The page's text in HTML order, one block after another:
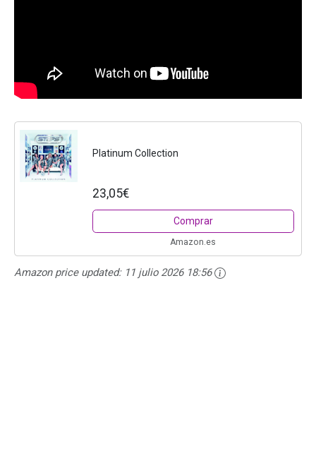
Platinum Collection
23,05€
Comprar
Amazon.es
Amazon price updated: 11 julio 2026 18:56